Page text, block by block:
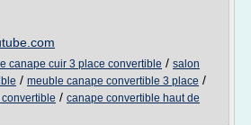
canape cuir 3 place convertible / salon
/ meuble canape convertible 3 place /
/ canape convertible haut de